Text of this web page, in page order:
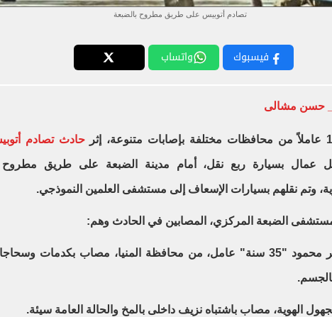
تصادم أتوبيس على طريق مطروح بالضبعة
فيسبوك واتساب
حسن مشالى
حادث تصادم
عمال بسيارة ربع نقل، أمام مدينة الضبعة على طريق
وتم نقلهم بسيارات الإسعاف إلى مستشفى العلمين النموذجي.
الضبعة المركزي، المصابين في الحادث وهم:
وليد صابر محمود "35 سنة" عامل، من محافظة المنيا، مصاب بكدمات
بالجسم.
الهوية، مصاب باشتباه نزيف داخلى بالمخ والحالة العامة سيئة.